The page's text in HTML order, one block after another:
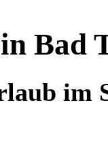
Bad
im